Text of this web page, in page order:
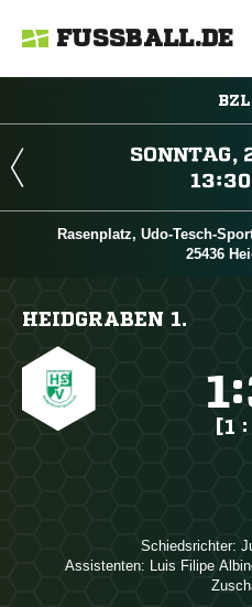
FUSSBALL.DE

Rasenplatz, Udo-Tesch-
25436
HEIDGRABEN 1.
:
[1
Schiedsrichter:
Assistenten:  